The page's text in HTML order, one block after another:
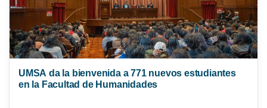
UMSA da la bienvenida a 771 nuevos estudiantes
en la Facultad de Humanidades